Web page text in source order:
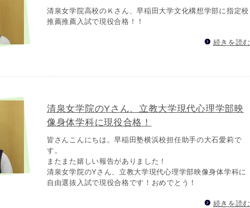
清泉女学院高校のＫさん、早稲田大学文化構想学部に指定校
推薦推薦入試で現役合格！！
続きを読む
清泉女学院のYさん、立教大学現代心理学部映
像身体学科に現役合格！
皆さんこんにちは。早稲田塾横浜校担任助手の大石愛莉で
す。
またまた嬉しい報告がありました！
清泉女学院のYさん、立教大学現代心理学部映像身体学科に
自由選抜入試で現役合格です！おめでとう！
続きを読む